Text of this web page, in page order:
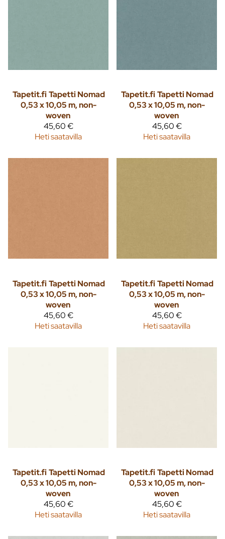
Tapetit.fiTapetti Nomad
0,53 x 10,05 m, non-
woven
45,60 €
Heti saatavilla
Tapetit.fiTapetti Nomad
0,53 x 10,05 m, non-
woven
45,60 €
Heti saatavilla
Tapetit.fiTapetti Nomad
0,53 x 10,05 m, non-
woven
45,60 €
Heti saatavilla
Tapetit.fiTapetti Nomad
0,53 x 10,05 m, non-
woven
45,60 €
Heti saatavilla
Tapetit.fiTapetti Nomad
0,53 x 10,05 m, non-
woven
45,60 €
Heti saatavilla
Tapetit.fiTapetti Nomad
0,53 x 10,05 m, non-
woven
45,60 €
Heti saatavilla